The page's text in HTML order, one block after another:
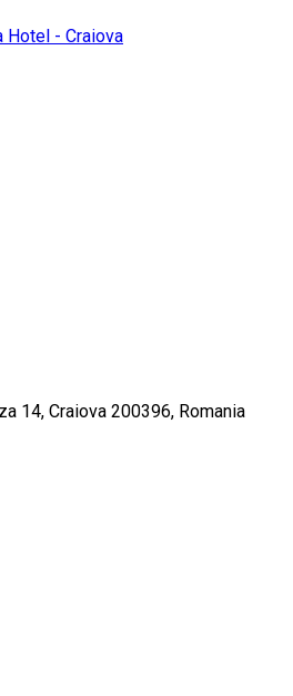
Hotel - Craiova
14, Craiova 200396, Romania